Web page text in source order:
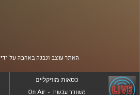
האתר עוצב ונבנה באהבה על ידי
כסאות מוזיקליים
משודר עכשיו -
On Air